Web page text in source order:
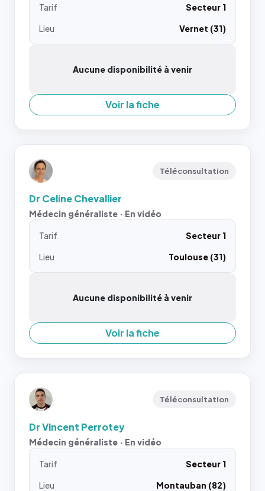
Tarif
Secteur 1
Lieu
Vernet (31)
Aucune disponibilité à venir
Voir la fiche
Téléconsultation
Dr Celine Chevallier
Médecin généraliste · En vidéo
Tarif
Secteur 1
Lieu
Toulouse (31)
Aucune disponibilité à venir
Voir la fiche
Téléconsultation
Dr Vincent Perrotey
Médecin généraliste · En vidéo
Tarif
Secteur 1
Lieu
Montauban (82)